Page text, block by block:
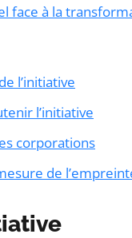
face à la
l’initiative
l’initiative
corporations
de